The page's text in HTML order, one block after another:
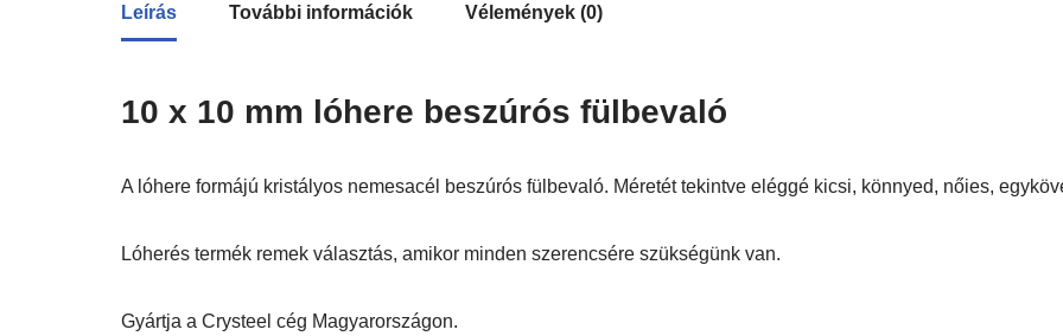
Leírás További információk Vélemények (0)
10 x 10 mm lóhere beszúrós fülbevaló
A lóhere formájú kristályos nemesacél beszúrós fülbevaló. Méretét tekintve eléggé kicsi, könnyed, nőies,
Lóherés termék remek választás, amikor minden szerencsére szükségünk van.
Gyártja a Crysteel cég Magyarországon.